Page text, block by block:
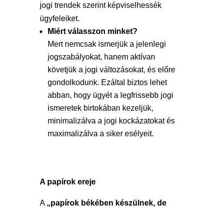
jogi trendek szerint képviselhessék
ügyfeleiket.
Miért válasszon minket?
Mert nemcsak ismerjük a jelenlegi
jogszabályokat, hanem aktívan
követjük a jogi változásokat, és előre
gondolkodunk. Ezáltal biztos lehet
abban, hogy ügyét a legfrissebb jogi
ismeretek birtokában kezeljük,
minimalizálva a jogi kockázatokat és
maximalizálva a siker esélyeit.
A papírok ereje
A „papírok békében készülnek, de